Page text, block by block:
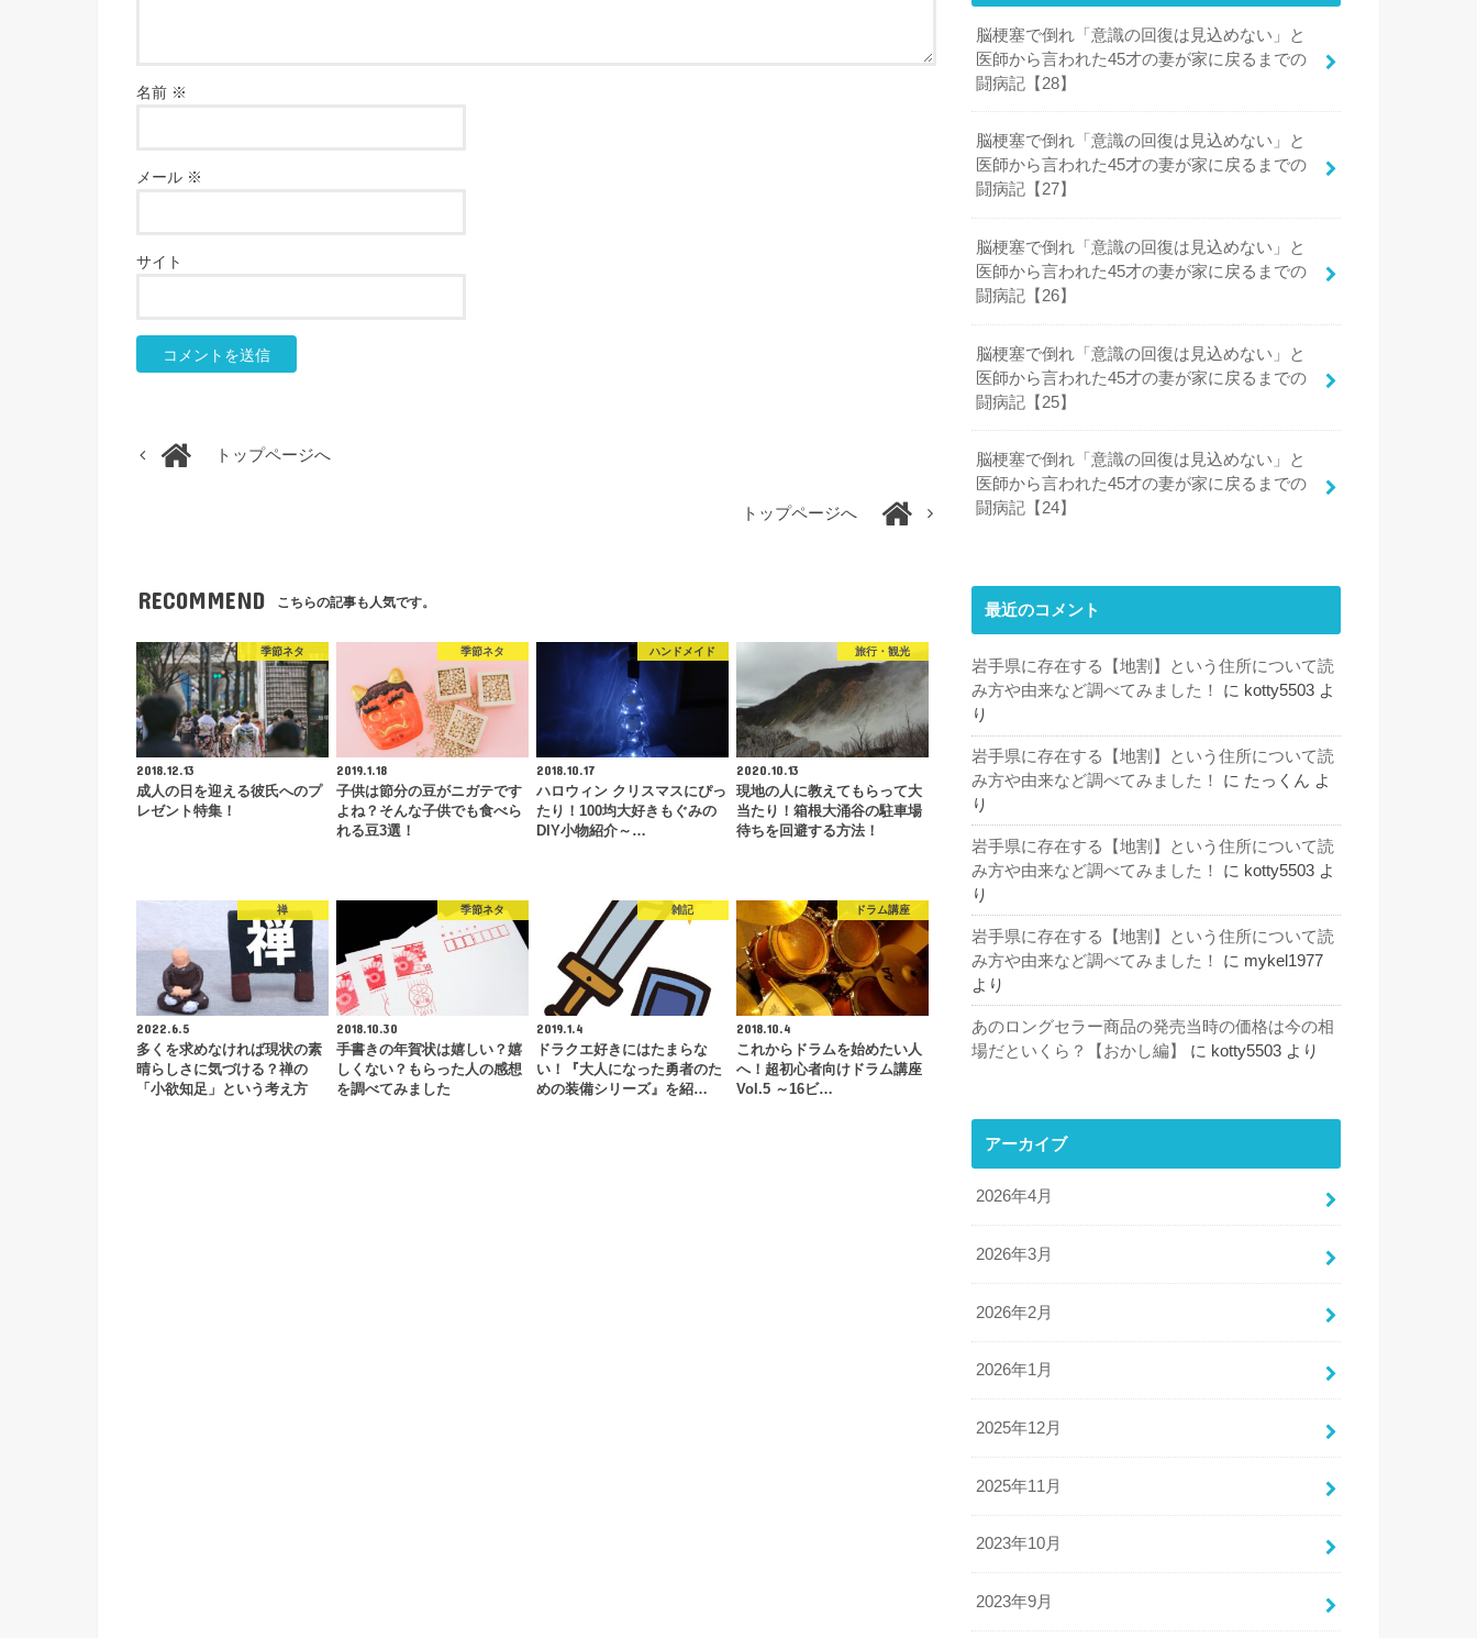
名前 ※
メール ※
サイト
トップページへ
トップページへ
RECOMMEND こちらの記事も人気です。
季節ネタ
2018.12.13
成人の日を迎える彼氏へのプ
レゼント特集！
季節ネタ
2019.1.18
子供は節分の豆がニガテです
よね？そんな子供でも食べら
れる豆3選！
ハンドメイド
2018.10.17
ハロウィン クリスマスにぴっ
たり！100均大好きもぐみの
DIY小物紹介～…
旅行・観光
2020.10.13
現地の人に教えてもらって大
当たり！箱根大涌谷の駐車場
待ちを回避する方法！
禅
2022.6.5
多くを求めなければ現状の素
晴らしさに気づける？禅の
「小欲知足」という考え方
季節ネタ
2018.10.30
手書きの年賀状は嬉しい？嬉
しくない？もらった人の感想
を調べてみました
雑記
2019.1.4
ドラクエ好きにはたまらな
い！『大人になった勇者のた
めの装備シリーズ』を紹…
ドラム講座
2018.10.4
これからドラムを始めたい人
へ！超初心者向けドラム講座
Vol.5 ～16ビ…
脳梗塞で倒れ「意識の回復は見込めない」と
医師から言われた45才の妻が家に戻るまでの
闘病記【28】
脳梗塞で倒れ「意識の回復は見込めない」と
医師から言われた45才の妻が家に戻るまでの
闘病記【27】
脳梗塞で倒れ「意識の回復は見込めない」と
医師から言われた45才の妻が家に戻るまでの
闘病記【26】
脳梗塞で倒れ「意識の回復は見込めない」と
医師から言われた45才の妻が家に戻るまでの
闘病記【25】
脳梗塞で倒れ「意識の回復は見込めない」と
医師から言われた45才の妻が家に戻るまでの
闘病記【24】
最近のコメント
岩手県に存在する【地割】という住所について読
み方や由来など調べてみました！
に kotty5503 よ
り
岩手県に存在する【地割】という住所について読
み方や由来など調べてみました！
に たっくん よ
り
岩手県に存在する【地割】という住所について読
み方や由来など調べてみました！
に kotty5503 よ
り
岩手県に存在する【地割】という住所について読
み方や由来など調べてみました！
に mykel1977
より
あのロングセラー商品の発売当時の価格は今の相
場だといくら？【おかし編】
に kotty5503 より
アーカイブ
2026年4月
2026年3月
2026年2月
2026年1月
2025年12月
2025年11月
2023年10月
2023年9月